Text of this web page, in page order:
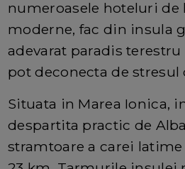
numeroasele hoteluri de
moderne, fac din insula
adevarat paradis
pot deconecta de stresul
Situata in Marea Ionica,
despartita practic de
stramtoare a carei